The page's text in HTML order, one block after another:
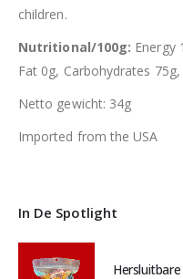
children.
Nutritional/100g: Energy
Fat 0g, Carbohydrates
Netto gewicht: 34g
Imported from the USA
In De Spotlight